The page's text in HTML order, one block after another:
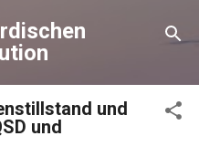
und
und